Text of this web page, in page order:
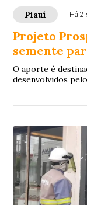
Piauí Há 2
Projeto
semente
O aporte é
desenvolvidos